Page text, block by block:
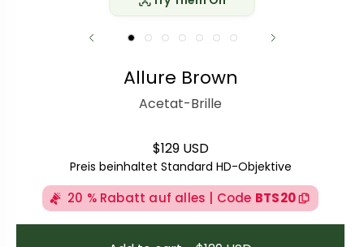
Allure Brown
Acetat-Brille
Regulärer Preis
$129 USD
Preis beinhaltet Standard HD-Objektive
20 % Rabatt auf alles | Code BTS20